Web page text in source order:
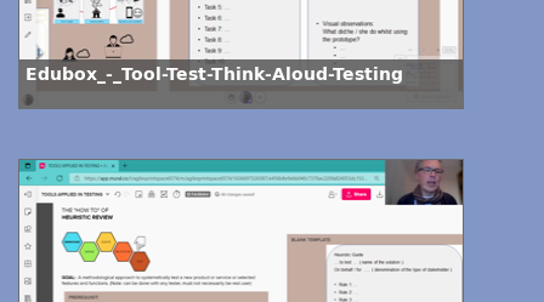
Edubox_-_Tool-Test-Think-Aloud-Testing